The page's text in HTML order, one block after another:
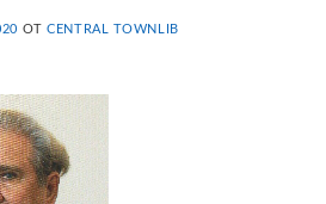
ОТCENTRAL TOWNLIB